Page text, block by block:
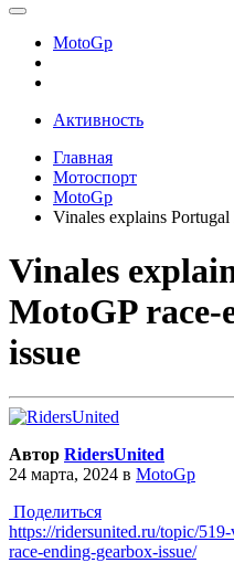
MotoGp
Активность
Главная
Мотоспорт
MotoGp
Vinales explains
Vinales
MotoGP race-
issue
Автор RidersUnited
24 марта, 2024 в MotoGp
Поделиться
https://ridersunited.ru/topic/
race-ending-gearbox-issue/